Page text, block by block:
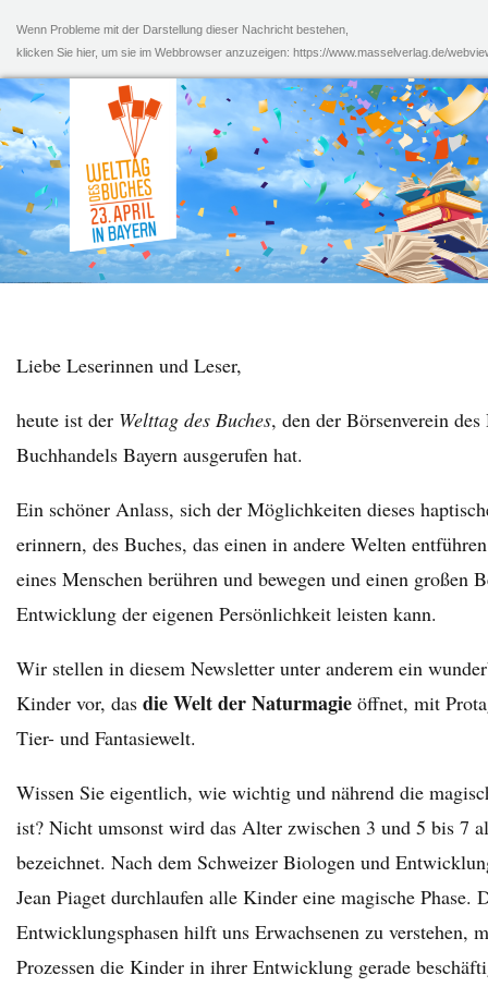
Wenn Probleme mit der Darstellung dieser Nachricht bestehen,
klicken Sie hier, um sie im Webbrowser anzuzeigen: https://www.masselverlag.de/
Liebe Leserinnen und Leser,
heute ist der Welttag des Buches, den der Börsenverein des
Buchhandels Bayern ausgerufen hat.
Ein schöner Anlass, sich der Möglichkeiten dieses
erinnern, des Buches, das einen in andere Welten
eines Menschen berühren und bewegen und einen großen
Entwicklung der eigenen Persönlichkeit leisten kann.
Wir stellen in diesem Newsletter unter anderem ein
Kinder vor, das die Welt der Naturmagie öffnet, mit
Tier- und Fantasiewelt.
Wissen Sie eigentlich, wie wichtig und nährend die
ist? Nicht umsonst wird das Alter zwischen 3 und 5 bis 7
bezeichnet. Nach dem Schweizer Biologen und
Jean Piaget durchlaufen alle Kinder eine magische Phase.
Entwicklungsphasen hilft uns Erwachsenen zu verstehen,
Prozessen die Kinder in ihrer Entwicklung gerade